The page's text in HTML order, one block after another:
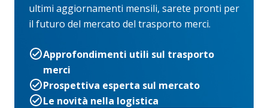
ultimi aggiornamenti mensili, sarete pronti per
il futuro del mercato del trasporto merci.
Approfondimenti utili sul trasporto
merci
Prospettiva esperta sul mercato
Le novità nella logistica